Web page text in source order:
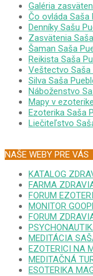
Galéria
Čo ovláda Saša
Denníky Sašu
Zasvätenia
Šaman Saša
Reikista Saša
Veštectvo Saša
Silva Saša
Náboženstvo
Mapy v ezoterike
Ezoterika Saša
Liečiteľstvo
NAŠE WEBY PRE VÁS
KATALOG
FARMA
FORUM
MONITOR
FORUM
MEDITÁCIA
EZOTERICI NA
MEDITAČNÁ
ESOTERIKA